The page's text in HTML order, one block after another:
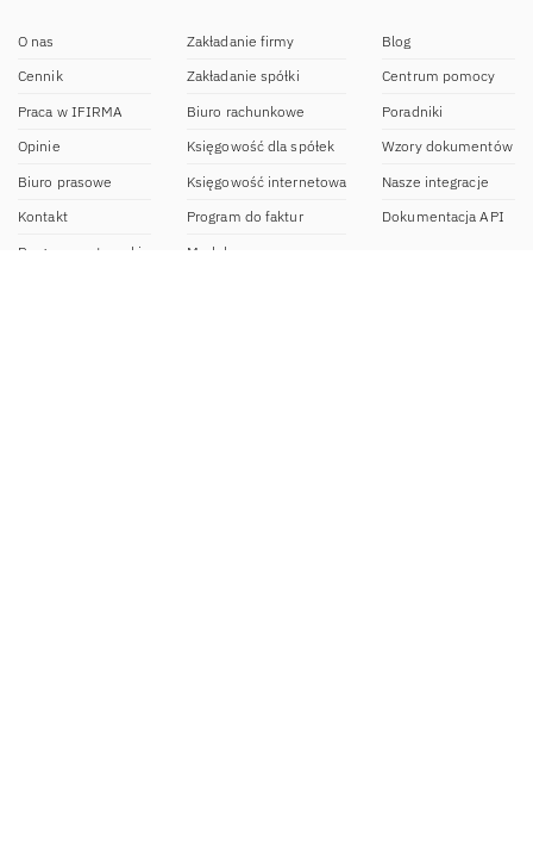
O nas
Cennik
Praca w IFIRMA
Opinie
Biuro prasowe
Kontakt
Program partnerski
Zakładanie firmy
Zakładanie spółki
Biuro rachunkowe
Księgowość dla spółek
Księgowość internetowa
Program do faktur
Moduł e-commerce
Blog
Centrum pomocy
Poradniki
Wzory dokumentów
Nasze integracje
Dokumentacja API